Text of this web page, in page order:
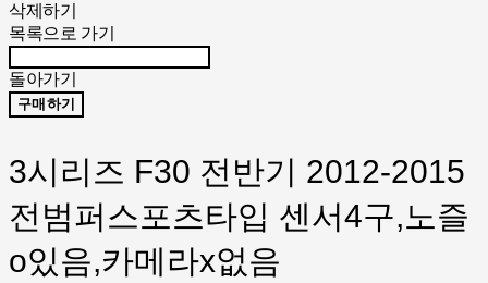
삭제하기
목록으로 가기
돌아가기
구매하기
3시리즈 F30 전반기 2012-2015
전범퍼스포츠타입 센서4구,노즐
o있음,카메라x없음